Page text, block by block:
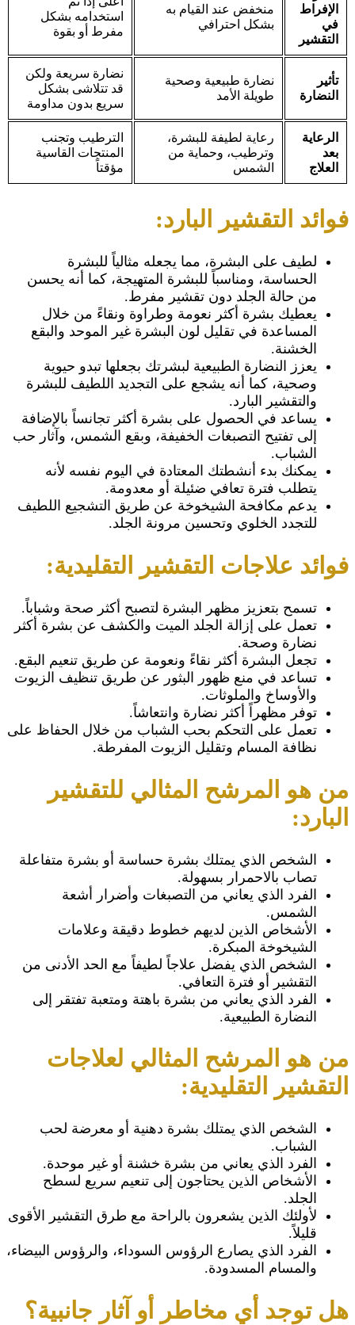
Close
الإفراط
في
التقشير
منخفض عند القيام به
بشكل احترافي
استخدامه بشكل
مفرط أو بقوة
تأثير
النضارة
نضارة طبيعية وصحية
طويلة الأمد
نضارة سريعة ولكن
قد تتلاشى بشكل
سريع بدون مداومة
الرعاية
بعد
العلاج
رعاية لطيفة للبشرة،
وترطيب، وحماية من
الشمس
الترطيب وتجنب
المنتجات القاسية
مؤقتاً
فوائد التقشير البارد:
لطيف على البشرة، مما يجعله مثالياً للبشرة
الحساسة، ومناسباً للبشرة المتهيجة، كما أنه يحسن
من حالة الجلد دون تقشير مفرط.
يعطيك بشرة أكثر نعومة وطراوة ونقاءً من خلال
المساعدة في تقليل لون البشرة غير الموحد والبقع
الخشنة.
يعزز النضارة الطبيعية لبشرتك بجعلها تبدو حيوية
وصحية، كما أنه يشجع على التجديد اللطيف للبشرة
والتقشير البارد.
يساعد في الحصول على بشرة أكثر تجانساً بالإضافة
إلى تفتيح التصبغات الخفيفة، وبقع الشمس، وآثار حب
الشباب.
يمكنك بدء أنشطتك المعتادة في اليوم نفسه لأنه
يتطلب فترة تعافي ضئيلة أو معدومة.
يدعم مكافحة الشيخوخة عن طريق التشجيع اللطيف
للتجدد الخلوي وتحسين مرونة الجلد.
فوائد علاجات التقشير التقليدية:
تسمح بتعزيز مظهر البشرة لتصبح أكثر صحة وشباباً.
تعمل على إزالة الجلد الميت والكشف عن بشرة أكثر
نضارة وصحة.
تجعل البشرة أكثر نقاءً ونعومة عن طريق تنعيم البقع.
تساعد في منع ظهور البثور عن طريق تنظيف الزيوت
والأوساخ والملوثات.
توفر مظهراً أكثر نضارة وانتعاشاً.
تعمل على التحكم بحب الشباب من خلال الحفاظ على
نظافة المسام وتقليل الزيوت المفرطة.
من هو المرشح المثالي للتقشير
البارد:
الشخص الذي يمتلك بشرة حساسة أو بشرة متفاعلة
تصاب بالاحمرار بسهولة.
الفرد الذي يعاني من التصبغات وأضرار أشعة
الشمس.
الأشخاص الذين لديهم خطوط دقيقة وعلامات
الشيخوخة المبكرة.
الشخص الذي يفضل علاجاً لطيفاً مع الحد الأدنى من
التقشير أو فترة التعافي.
الفرد الذي يعاني من بشرة باهتة ومتعبة تفتقر إلى
النضارة الطبيعية.
من هو المرشح المثالي لعلاجات
التقشير التقليدية:
الشخص الذي يمتلك بشرة دهنية أو معرضة لحب
الشباب.
الفرد الذي يعاني من بشرة خشنة أو غير موحدة.
الأشخاص الذين يحتاجون إلى تنعيم سريع لسطح
الجلد.
لأولئك الذين يشعرون بالراحة مع طرق التقشير الأقوى
قليلاً.
الفرد الذي يصارع الرؤوس السوداء، والرؤوس البيضاء،
والمسام المسدودة.
هل توجد أي مخاطر أو آثار جانبية؟